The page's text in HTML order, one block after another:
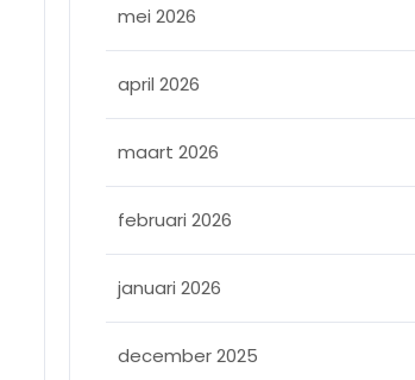
mei 2026
april 2026
maart 2026
februari 2026
januari 2026
december 2025